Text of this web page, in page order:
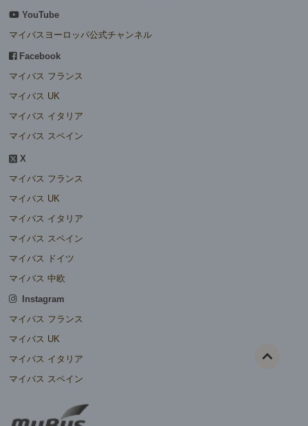
YouTube
マイバスヨーロッパ公式チャンネル
Facebook
マイバス フランス
マイバス UK
マイバス イタリア
マイバス スペイン
X
マイバス フランス
マイバス UK
マイバス イタリア
マイバス スペイン
マイバス ドイツ
マイバス 中欧
Instagram
マイバス フランス
マイバス UK
マイバス イタリア
マイバス スペイン